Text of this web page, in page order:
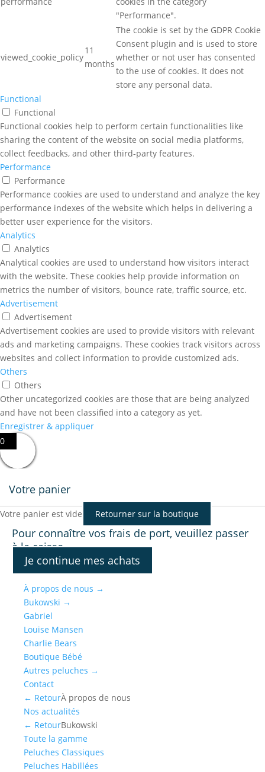
"Performance".
viewed_cookie_policy
11
months
The cookie is set by the GDPR Cookie
Consent plugin and is used to store
whether or not user has consented
to the use of cookies. It does not
store any personal data.
Functional
Functional
Functional cookies help to perform certain functionalities like
sharing the content of the website on social media platforms,
collect feedbacks, and other third-party features.
Performance
Performance
Performance cookies are used to understand and analyze the key
performance indexes of the website which helps in delivering a
better user experience for the visitors.
Analytics
Analytics
Analytical cookies are used to understand how visitors interact
with the website. These cookies help provide information on
metrics the number of visitors, bounce rate, traffic source, etc.
Advertisement
Advertisement
Advertisement cookies are used to provide visitors with relevant
ads and marketing campaigns. These cookies track visitors across
websites and collect information to provide customized ads.
Others
Others
Other uncategorized cookies are those that are being analyzed
and have not been classified into a category as yet.
Enregistrer & appliquer
0
Votre panier
Votre panier est vide Retourner sur la boutique
Pour connaître vos frais de port, veuillez passer
à la caisse.
Je continue mes achats
À propos de nous →
Bukowski →
Gabriel
Louise Mansen
Charlie Bears
Boutique Bébé
Autres peluches →
Contact
← RetourÀ propos de nous
Nos actualités
← RetourBukowski
Toute la gamme
Peluches Classiques
Peluches Habillées